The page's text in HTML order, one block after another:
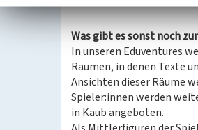
Was gibt es sonst noch
In unseren Eduventures
Räumen, in denen Texte
Ansichten dieser Räume
Spieler:innen werden
in Kaub angeboten.